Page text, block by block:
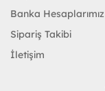
Banka Hesaplarımız
Sipariş Takibi
İletişim